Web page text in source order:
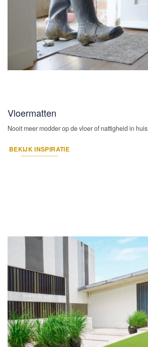
Vloermatten
Nooit meer modder op de vloer of nattigheid in huis
BEKIJK INSPIRATIE